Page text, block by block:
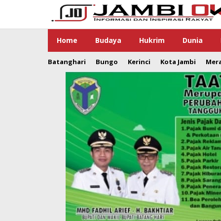
Home Budaya Hukrim Dunia
Batanghari Bungo Kerinci Kota Jambi